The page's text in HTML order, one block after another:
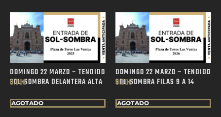
DOMINGO 22 MARZO – TENDIDO
SOL-SOMBRA DELANTERA ALTA
0.00€
AGOTADO
DOMINGO 22 MARZO – TENDIDO
SOL-SOMBRA FILAS 9 A 14
0.00€
AGOTADO